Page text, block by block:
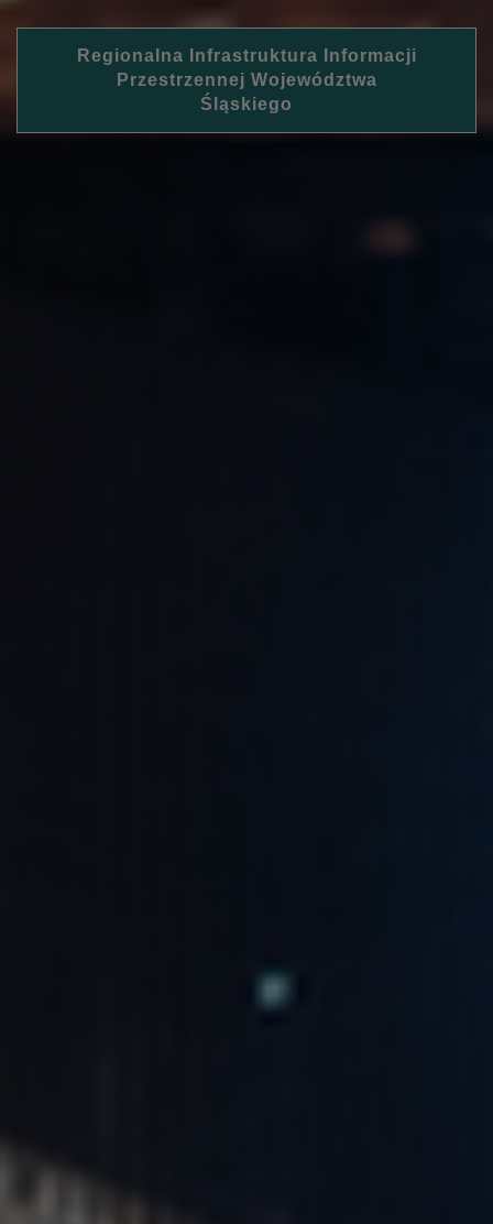
Regionalna Infrastruktura Informacji
Przestrzennej Województwa
Śląskiego